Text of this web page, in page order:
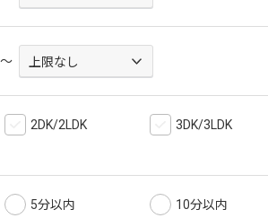
～
2DK/2LDK 3DK/3LDK
5分以内 10分以内